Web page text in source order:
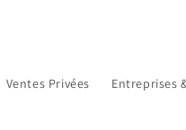
Ventes Privées Entreprises